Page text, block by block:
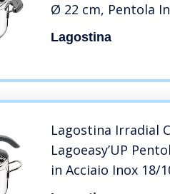
Ø 22 cm, Pentola
Coperchio con
Fondo Irradial
Lagostina
Lagostina Irradial
Lagoeasy’UP
in Acciaio Inox 18/
Pentola Induzione